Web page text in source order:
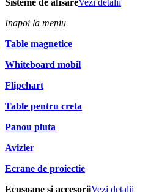
Sisteme de afisareVezi detalii
Inapoi la meniu
Table magnetice
Whiteboard mobil
Flipchart
Table pentru creta
Panou pluta
Avizier
Ecrane de proiectie
Ecusoane si accesoriiVezi detalii